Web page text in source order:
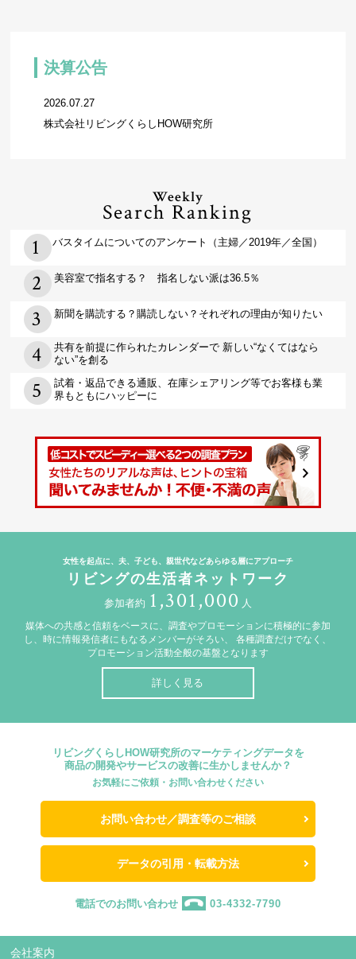
決算公告
2026.07.27
株式会社リビングくらしHOW研究所
Weekly
Search Ranking
バスタイムについてのアンケート（主婦／2019年／全国）
美容室で指名する？ 指名しない派は36.5％
新聞を購読する？購読しない？それぞれの理由が知りたい
共有を前提に作られたカレンダーで 新しい“なくてはなら
ない”を創る
試着・返品できる通販、在庫シェアリング等でお客様も業
界もともにハッピーに
女性を起点に、夫、子ども、親世代などあらゆる層にアプローチ
リビングの生活者ネットワーク
参加者約 1,301,000 人
媒体への共感と信頼をベースに、調査やプロモーションに積極的に参加
し、時に情報発信者にもなるメンバーがそろい、
各種調査だけでなく、
プロモーション活動全般の基盤となります
詳しく見る
リビングくらしHOW研究所のマーケティングデータを
商品の開発やサービスの改善に生かしませんか？
お気軽にご依頼・お問い合わせください
お問い合わせ／調査等のご相談
データの引用・転載方法
電話でのお問い合わせ 03-4332-7790
会社案内